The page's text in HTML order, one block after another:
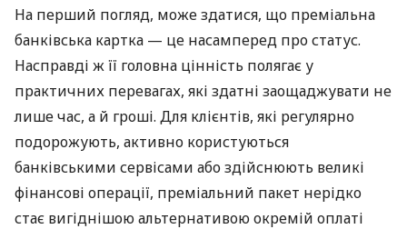
На перший погляд, може здатися, що преміальна
банківська картка — це насамперед про статус.
Насправді ж її головна цінність полягає у
практичних перевагах, які здатні заощаджувати не
лише час, а й гроші. Для клієнтів, які регулярно
подорожують, активно користуються
банківськими сервісами або здійснюють великі
фінансові операції, преміальний пакет нерідко
стає вигіднішою альтернативою окремій оплаті